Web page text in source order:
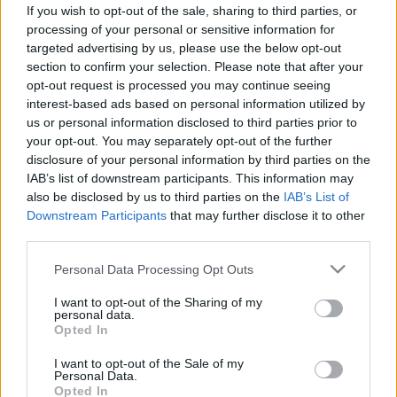
If you wish to opt-out of the sale, sharing to third parties, or
processing of your personal or sensitive information for
targeted advertising by us, please use the below opt-out
section to confirm your selection. Please note that after your
opt-out request is processed you may continue seeing
interest-based ads based on personal information utilized by
us or personal information disclosed to third parties prior to
your opt-out. You may separately opt-out of the further
disclosure of your personal information by third parties on the
IAB’s list of downstream participants. This information may
also be disclosed by us to third parties on the IAB’s List of
Downstream Participants that may further disclose it to other
Please note that this website/app uses one or more Google
not limited to your visit or usage behaviour. You may click to
grant or deny consent to Google and its third-party tags to
use your data for below specified purposes in below Google
consent section.
Personal Data Processing Opt Outs
I want to opt-out of the Sharing of my
personal data.
Opted In
I want to opt-out of the Sale of my
Personal Data.
Opted In